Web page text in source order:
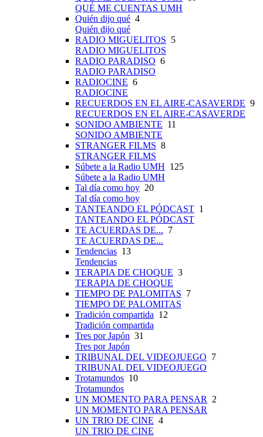
QUÉ ME CUENTAS UMH
Quién dijo qué 4
Quién dijo qué
RADIO MIGUELITOS 5
RADIO MIGUELITOS
RADIO PARADISO 6
RADIO PARADISO
RADIOCINE 6
RADIOCINE
RECUERDOS EN EL AIRE-CASAVERDE 9
RECUERDOS EN EL AIRE-CASAVERDE
SONIDO AMBIENTE 11
SONIDO AMBIENTE
STRANGER FILMS 8
STRANGER FILMS
Súbete a la Radio UMH 125
Súbete a la Radio UMH
Tal día como hoy 20
Tal día como hoy
TANTEANDO EL PÓDCAST 1
TANTEANDO EL PÓDCAST
TE ACUERDAS DE... 7
TE ACUERDAS DE...
Tendencias 13
Tendencias
TERAPIA DE CHOQUE 3
TERAPIA DE CHOQUE
TIEMPO DE PALOMITAS 7
TIEMPO DE PALOMITAS
Tradición compartida 12
Tradición compartida
Tres por Japón 31
Tres por Japón
TRIBUNAL DEL VIDEOJUEGO 7
TRIBUNAL DEL VIDEOJUEGO
Trotamundos 10
Trotamundos
UN MOMENTO PARA PENSAR 2
UN MOMENTO PARA PENSAR
UN TRIO DE CINE 4
UN TRIO DE CINE